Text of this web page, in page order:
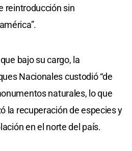
reintroducción sin
bajo su cargo, la
Nacionales custodió “de
naturales, lo que
la recuperación de especies y
en el norte del país.